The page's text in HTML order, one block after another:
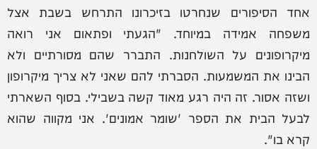
אחד הסיפורים שנחרטו בזיכרונו התרחש בשבת אצל
משפחה אמידה במיוחד. "הגעתי ופתאום אני רואה
מיקרופונים על השולחנות. התברר שהם מסורתיים ולא
הבינו את המשמעות. הסברתי להם שאני לא צריך מיקרופון
ושזה אסור. זה היה רגע מאוד קשה בשבילי. בסוף השארתי
לבעל הבית את הספר 'שומר אמונים'. אני מקווה שהוא
קרא בו".